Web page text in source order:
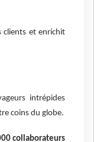
clients et enrichit
intrépides
coins du globe.
collaborateurs